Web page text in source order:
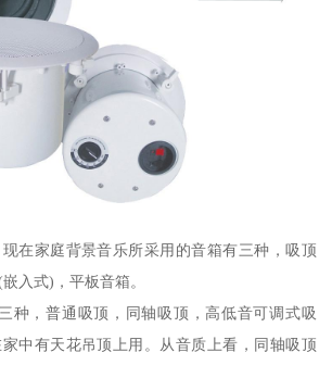
在家庭背景音乐所采用的音箱有三种，吸顶
入式)，平板音箱。
种，普通吸顶，同轴吸顶，高低音可调式吸
中有天花吊顶上用。从音质上看，同轴吸顶